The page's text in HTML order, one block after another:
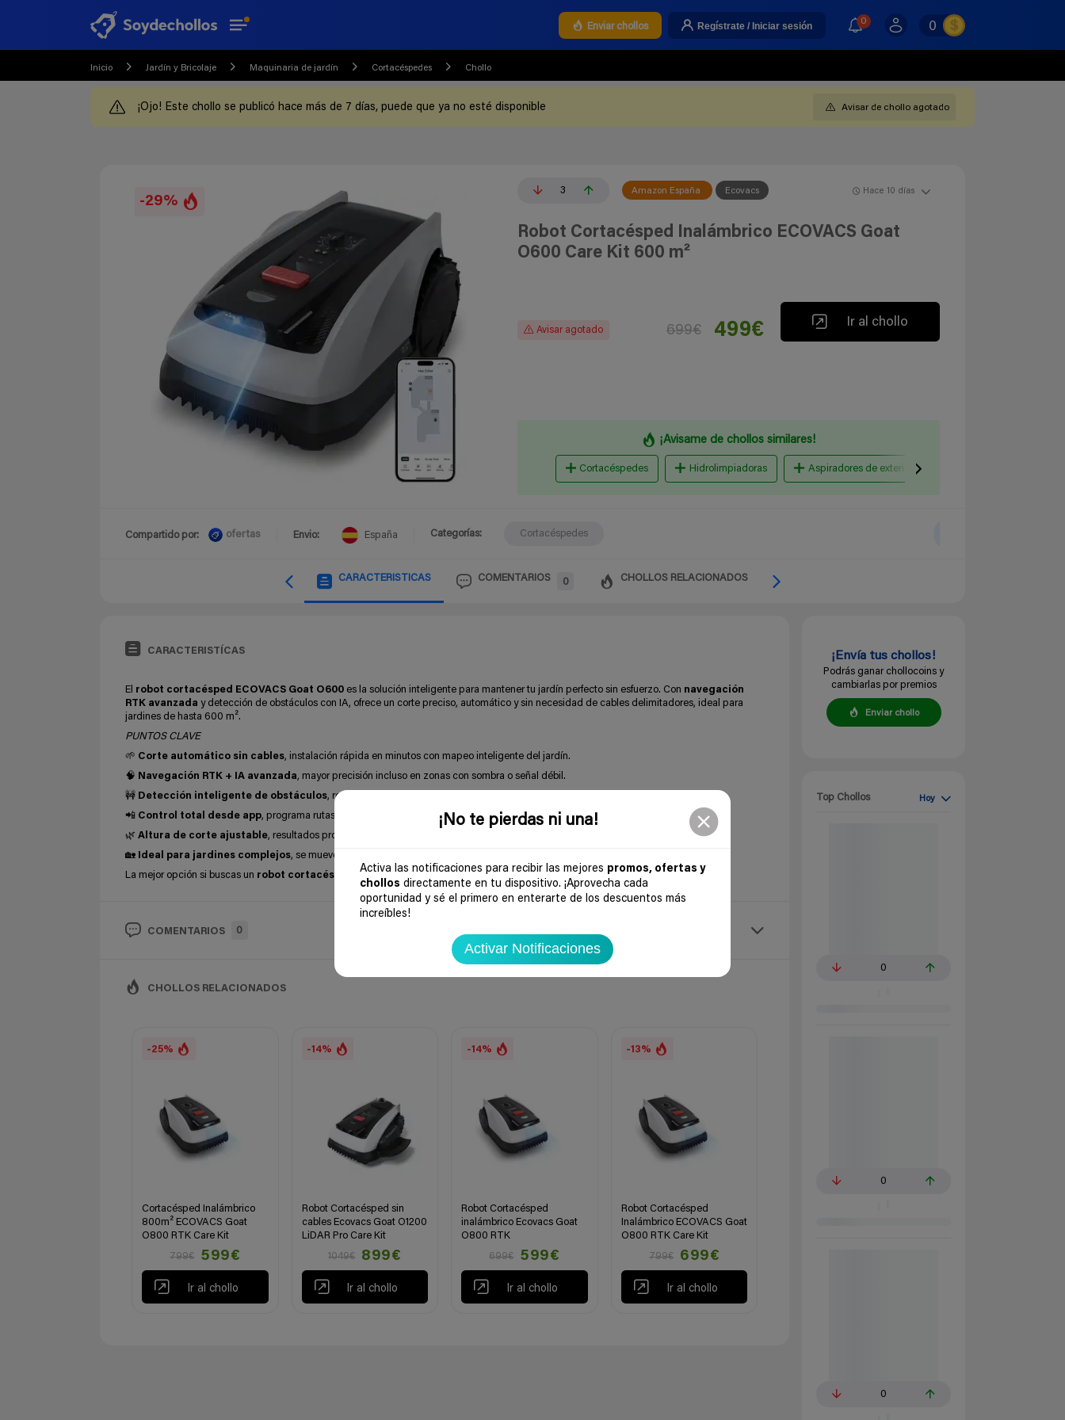
¡No te pierdas ni una!
Activa las notificaciones para recibir las mejores promos, ofertas y
chollos directamente en tu dispositivo. ¡Aprovecha cada
oportunidad y sé el primero en enterarte de los descuentos más
increíbles!
Activar Notificaciones
Enviar chollos Regístrate / Iniciar sesión 0 0
Inicio Jardín y Bricolaje Maquinaria de jardín Cortacéspedes Chollo
¡Ojo! Este chollo se publicó hace más de 7 días, puede que ya no esté disponible Avisar de chollo agotado
-29%
3 Amazon España Ecovacs Hace 10 días
Robot Cortacésped Inalámbrico ECOVACS Goat
O600 Care Kit 600 m²
Avisar agotado 699€ 499€ Ir al chollo
¡Avisame de chollos similares!
Cortacéspedes Hidrolimpiadoras Aspiradores de exterior
Compartido por: ofertas Envio: España Categorías: Cortacéspedes
CARACTERISTICAS COMENTARIOS 0 CHOLLOS RELACIONADOS
CARACTERISTÍCAS
El robot cortacésped ECOVACS Goat O600 es la solución inteligente para mantener tu jardín perfecto sin esfuerzo. Con navegación
RTK avanzada y detección de obstáculos con IA, ofrece un corte preciso, automático y sin necesidad de cables delimitadores, ideal para
jardines de hasta 600 m².
PUNTOS CLAVE
🌱 Corte automático sin cables, instalación rápida en minutos con mapeo inteligente del jardín.
🧠 Navegación RTK + IA avanzada, mayor precisión incluso en zonas con sombra o señal débil.
🚧 Detección inteligente de obstáculos, reconoce más de 200 objetos para máxima seguridad.
📲 Control total desde app, programa rutas, zonas y horarios fácilmente desde el móvil.
🌿 Altura de corte ajustable, resultados profesionales adaptados a cualquier tipo de césped.
🏡
Ideal para jardines complejos, se mueve por zonas estrechas y pendientes sin problemas.
La mejor opción si buscas un robot cortacésped automático, preciso y sin cables para un jardín siempre perfecto.
COMENTARIOS 0
CHOLLOS RELACIONADOS
-25%
Cortacésped Inalámbrico
800m² ECOVACS Goat
O800 RTK Care Kit
799€
599€
Ir al chollo
-14%
Robot Cortacésped sin
cables Ecovacs Goat O1200
LiDAR Pro Care Kit
1049€
899€
Ir al chollo
-14%
Robot Cortacésped
inalámbrico Ecovacs Goat
O800 RTK
699€
599€
Ir al chollo
-13%
Robot Cortacésped
Inalámbrico ECOVACS Goat
O800 RTK Care Kit
799€
699€
Ir al chollo
¡Envía tus chollos!
Podrás ganar chollocoins y
cambiarlas por premios
Enviar chollo
Top Chollos Hoy
0
0
0